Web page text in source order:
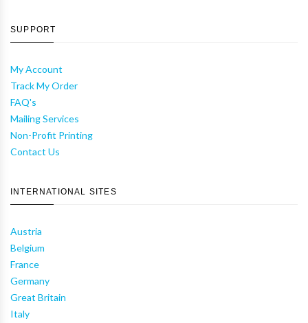
SUPPORT
My Account
Track My Order
FAQ's
Mailing Services
Non-Profit Printing
Contact Us
INTERNATIONAL SITES
Austria
Belgium
France
Germany
Great Britain
Italy